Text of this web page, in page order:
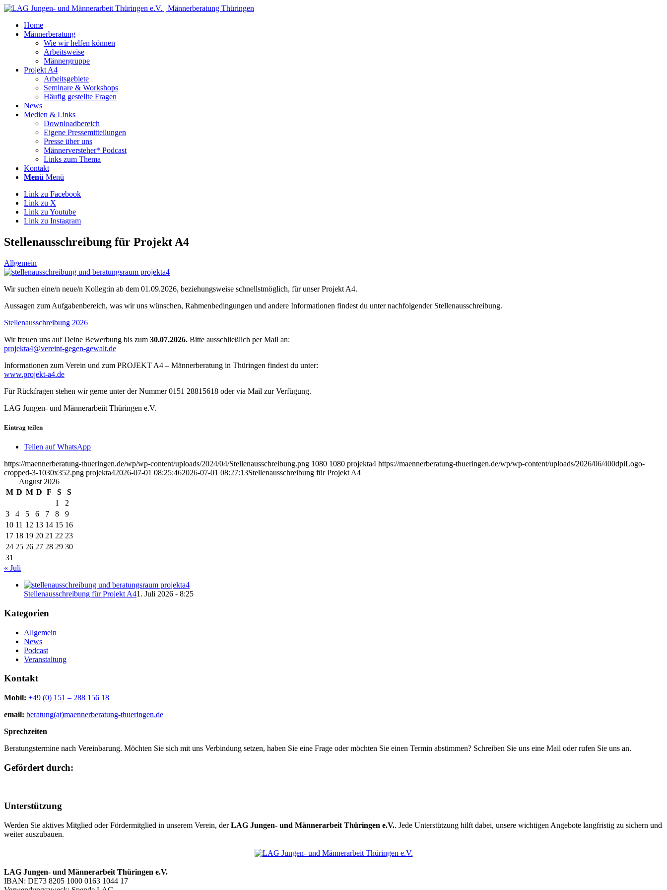
Home
Männerberatung
Wie wir helfen können
Arbeitsweise
Männergruppe
Projekt A4
Arbeitsgebiete
Seminare & Workshops
Häufig gestellte Fragen
News
Medien & Links
Downloadbereich
Eigene Pressemitteilungen
Presse über uns
Männerversteher* Podcast
Links zum Thema
Kontakt
Menü Menü
Link zu Facebook
Link zu X
Link zu Youtube
Link zu Instagram
Stellenausschreibung für Projekt A4
Allgemein
Wir suchen eine/n neue/n Kolleg:in ab dem 01.09.2026, beziehungsweise schnellstmöglich, für unser Projekt A4.
Aussagen zum Aufgabenbereich, was wir uns wünschen, Rahmenbedingungen und andere Informationen findest du unter nachfolgender Stellenausschreibung.
Stellenausschreibung 2026
Wir freuen uns auf Deine Bewerbung bis zum 30.07.2026. Bitte ausschließlich per Mail an:
projekta4@vereint-gegen-gewalt.de
Informationen zum Verein und zum PROJEKT A4 – Männerberatung in Thüringen findest du unter:
www.projekt-a4.de
Für Rückfragen stehen wir gerne unter der Nummer 0151 28815618 oder via Mail zur Verfügung.
LAG Jungen- und Männerarbeiit Thüringen e.V.
Eintrag teilen
Teilen auf WhatsApp
https://maennerberatung-thueringen.de/wp/wp-content/uploads/2024/04/Stellenausschreibung.png 1080 1080 projekta4 https://maennerberatung-thueringen.de/wp/wp-content/uploads/2026/06/400dpiLogo-
cropped-3-1030x352.png projekta42026-07-01 08:25:462026-07-01 08:27:13Stellenausschreibung für Projekt A4
August 2026
M D M D F S
S
1
2
3
4 5 6 7 8
9
10 11 12 13 14 15 16
17 18 19 20 21 22 23
24 25 26 27 28 29 30
31
« Juli
Stellenausschreibung für Projekt A41. Juli 2026 - 8:25
Kategorien
Allgemein
News
Podcast
Veranstaltung
Kontakt
Mobil: +49 (0) 151 – 288 156 18
email: beratung(at)maennerberatung-thueringen.de
Sprechzeiten
Beratungstermine nach Vereinbarung. Möchten Sie sich mit uns Verbindung setzen, haben Sie eine Frage oder möchten Sie einen Termin abstimmen? Schreiben Sie uns eine Mail oder rufen Sie uns an.
Gefördert durch:
Unterstützung
Werden Sie aktives Mitglied oder Fördermitglied in unserem Verein, derLAG Jungen- und Männerarbeit Thüringen e.V.. Jede Unterstützung hilft dabei, unsere wichtigen Angebote langfristig zu sichern und
weiter auszubauen.
LAG Jungen- und Männerarbeit Thüringen e.V.
IBAN: DE73 8205 1000 0163 1044 17